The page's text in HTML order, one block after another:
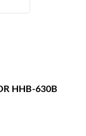
HHB-630B